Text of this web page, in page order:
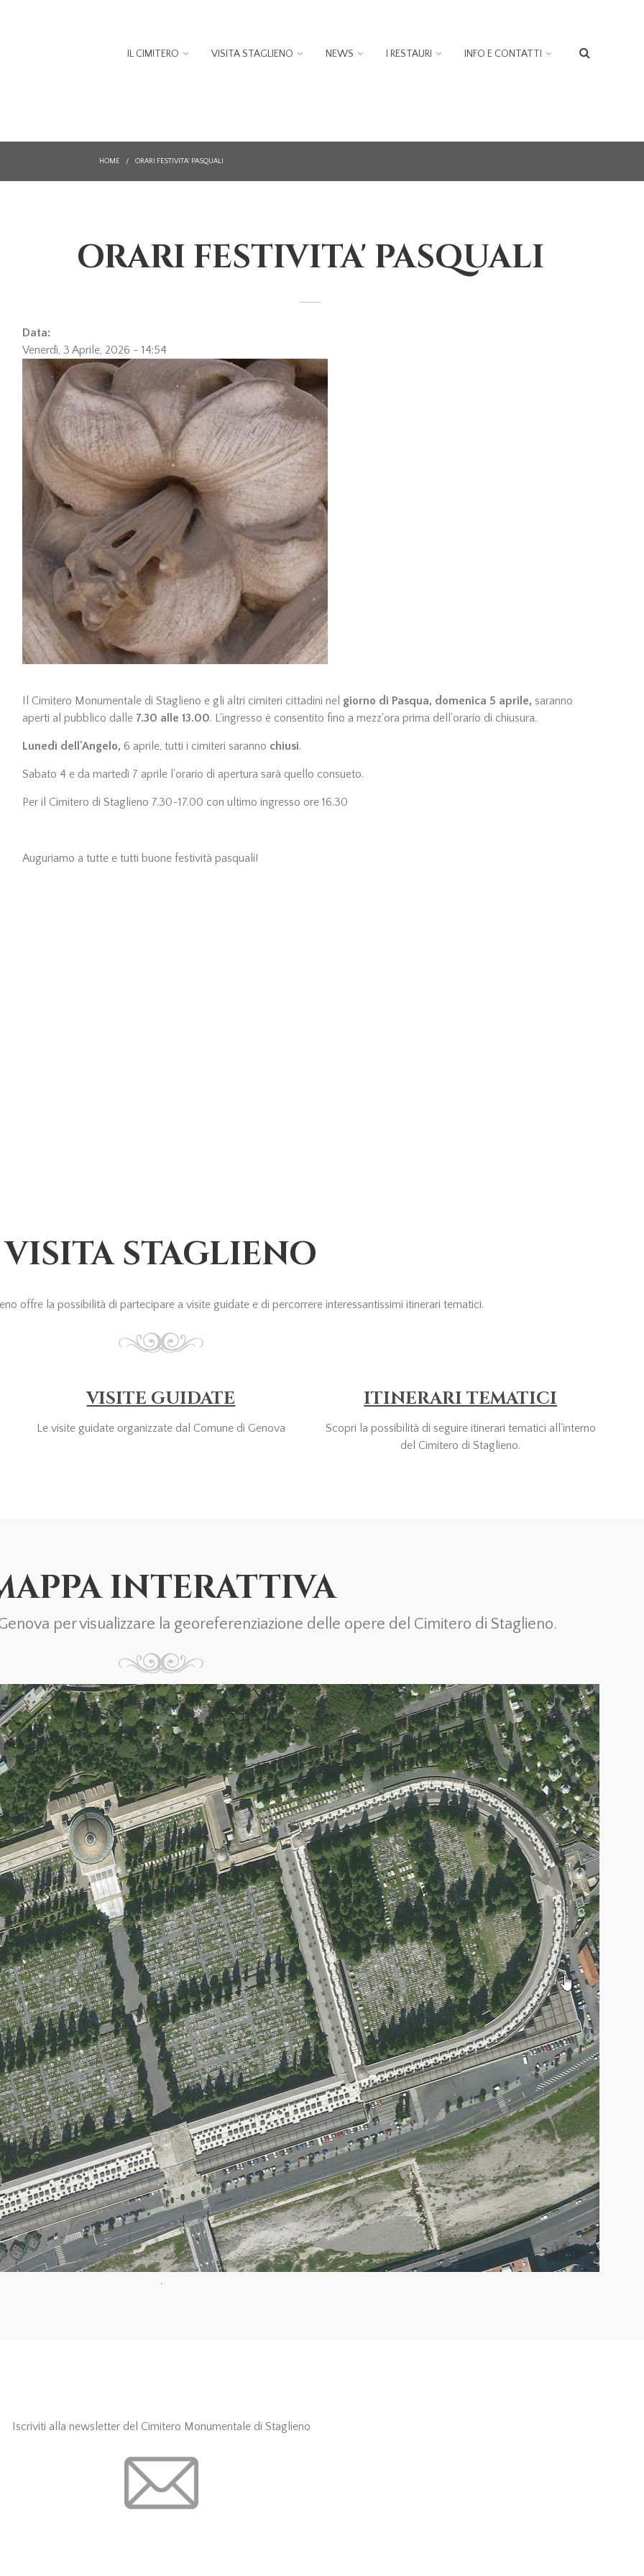
IL CIMITERO VISITA STAGLIENO NEWS I RESTAURI INFO E CONTATTI
HOME / ORARI FESTIVITA' PASQUALI
ORARI FESTIVITA' PASQUALI
Data:
Venerdì, 3 Aprile, 2026 - 14:54
Il Cimitero Monumentale di Staglieno e gli altri cimiteri cittadini nel giorno di Pasqua, domenica 5 aprile, saranno
aperti al pubblico dalle 7.30 alle 13.00. L'ingresso è consentito fino a mezz'ora prima dell'orario di chiusura.
Lunedì dell'Angelo, 6 aprile, tutti i cimiteri saranno chiusi.
Sabato 4 e da martedì 7 aprile l'orario di apertura sarà quello consueto.
Per il Cimitero di Staglieno 7.30-17.00 con ultimo ingresso ore 16.30
Auguriamo a tutte e tutti buone festività pasquali!
VISITA STAGLIENO
offre la possibilità di partecipare a visite guidate e di percorrere interessantissimi itinerari tematici.
VISITE GUIDATE
Le visite guidate organizzate dal Comune di Genova
ITINERARI TEMATICI
Scopri la possibilità di seguire itinerari tematici all'interno
del Cimitero di Staglieno.
INTERATTIVA
per visualizzare la georeferenziazione delle opere del Cimitero di Staglieno.
.
Iscriviti alla newsletter del Cimitero Monumentale di Staglieno